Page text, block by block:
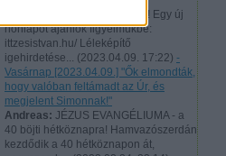
Tisztelt Látogatóim! Egy új
honlapot ajánlok figyelmükbe:
ittzesistvan.hu/ Léleképítő
igehirdetése... (2023.04.09. 17:22) -
Vasárnap [2023.04.09.] "Ők elmondták,
hogy valóban feltámadt az Úr, és
megjelent Simonnak!"
Andreas: JÉZUS EVANGÉLIUMA - a
40 böjti hétköznapra! Hamvazószerdán
kezdődik a 40 hétköznapon át,